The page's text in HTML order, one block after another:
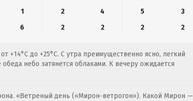
1 2 4 5
3
6 2 2 2 2
+14°C до +25°C. С утра преимущественно ясно, легкий
небо затянется облаками. К вечеру ожидается
«Ветреный день («Мирон-ветрогон»). Какой Мирон —